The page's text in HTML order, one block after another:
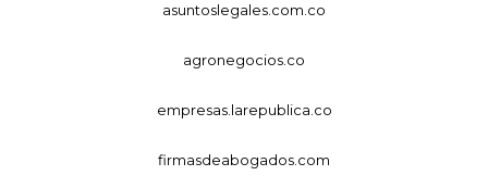
asuntoslegales.com.co
agronegocios.co
empresas.larepublica.co
firmasdeabogados.com